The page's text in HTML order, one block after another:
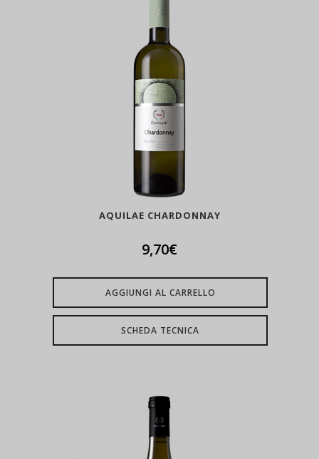
AQUILAE CHARDONNAY
9,70€
AGGIUNGI AL CARRELLO
SCHEDA TECNICA